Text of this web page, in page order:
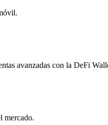
avanzadas con la DeFi
mercado.